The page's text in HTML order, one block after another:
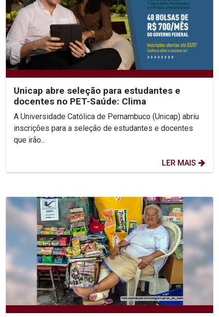
Unicap abre seleção para estudantes e
docentes no PET-Saúde: Clima
A Universidade Católica de Pernambuco (Unicap) abriu
inscrições para a seleção de estudantes e docentes
que irão...
LER MAIS